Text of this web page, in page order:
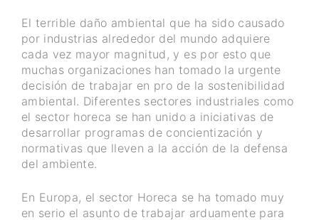
El terrible daño ambiental que ha sido causado
por industrias alrededor del mundo adquiere
cada vez mayor magnitud, y es por esto que
muchas organizaciones han tomado la urgente
decisión de trabajar en pro de la sostenibilidad
ambiental. Diferentes sectores industriales como
el sector horeca se han unido a iniciativas de
desarrollar programas de concientización y
normativas que lleven a la acción de la defensa
del ambiente.
En Europa, el sector Horeca se ha tomado muy
en serio el asunto de trabajar arduamente para